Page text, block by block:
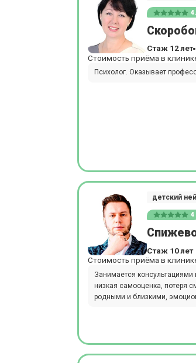
Стаж 12 лет
Стоимость приёма в
Психолог. Оказывает
детский
4
Стаж 10 лет
Стоимость приёма в
Занимается консультациями
низкая самооценка, потеря
родными и близкими,